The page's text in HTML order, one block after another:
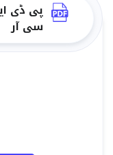
پی ڈی
سی آر